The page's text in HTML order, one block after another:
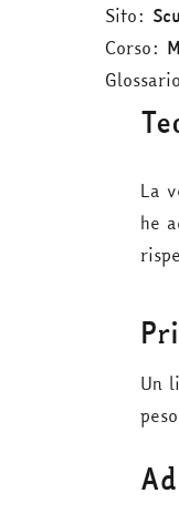
Sito:
Corso:
La
he
Un